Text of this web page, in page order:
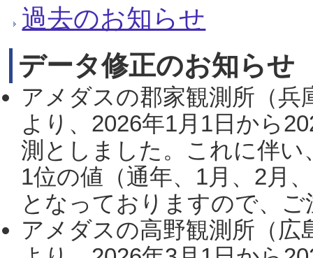
過去のお知らせ
データ修正のお知らせ
アメダスの郡家観測所（
より、2026年1月1日から
測としました。これに伴い
1位の値（通年、1月、2月
となっておりますので、
アメダスの高野観測所（